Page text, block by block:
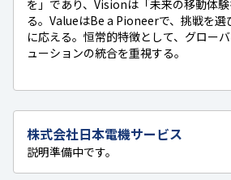
を」であり、Visionは「未来の移動体
る。ValueはBe a Pioneerで、挑戦を選
に応える。恒常的特徴として、グロー
ューションの統合を重視する。
株式会社日本電機サービス
説明準備中です。